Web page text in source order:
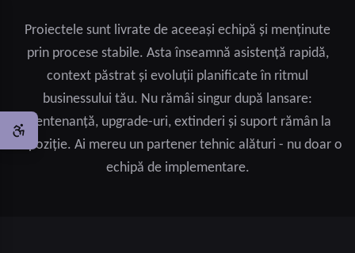
Proiectele sunt livrate de aceeași echipă și menținute
prin procese stabile. Asta înseamnă asistență rapidă,
context păstrat și evoluții planificate în ritmul
businessului tău. Nu rămâi singur după lansare:
mentenanță, upgrade-uri, extinderi și suport rămân la
dispoziție. Ai mereu un partener tehnic alături - nu doar o
echipă de implementare.